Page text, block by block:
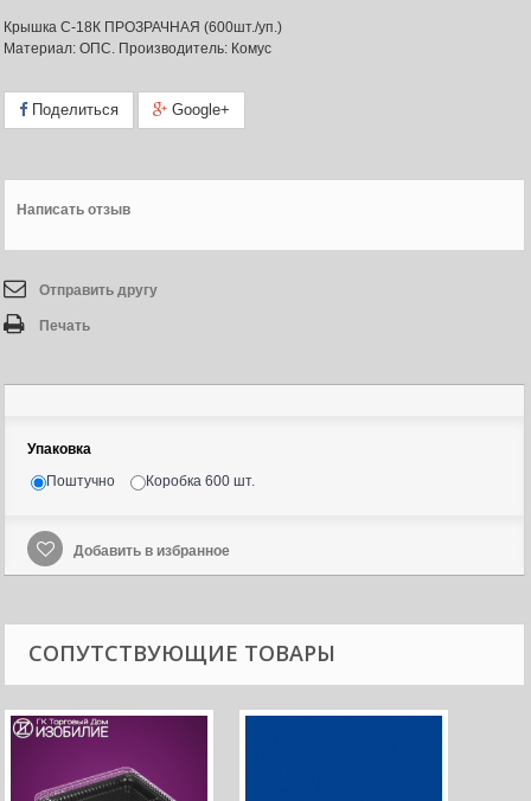
Крышка С-18К ПРОЗРАЧНАЯ (600шт./уп.)
Материал: ОПС. Производитель: Комус
Поделиться Google+
Написать отзыв
Отправить другу
Печать
Упаковка
Поштучно
Коробка 600 шт.
Добавить в избранное
СОПУТСТВУЮЩИЕ ТОВАРЫ